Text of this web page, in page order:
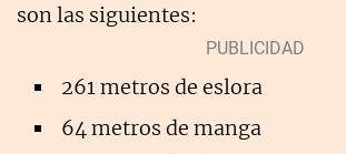
son las siguientes:
261 metros de eslora
64 metros de manga